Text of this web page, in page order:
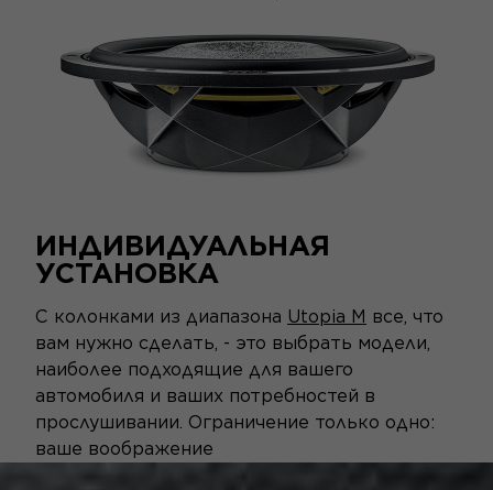
ИНДИВИДУАЛЬНАЯ
УСТАНОВКА
С колонками из диапазона Utopia M все, что
вам нужно сделать, - это выбрать модели,
наиболее подходящие для вашего
автомобиля и ваших потребностей в
прослушивании. Ограничение только одно:
ваше воображение